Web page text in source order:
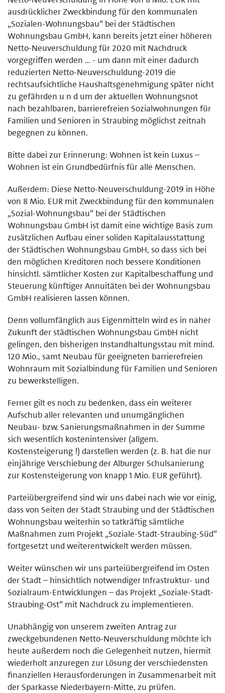
ausdrücklicher Zweckbindung für den kommunalen
„Sozialen-Wohnungsbau“ bei der Städtischen
Wohnungsbau GmbH, kann bereits jetzt einer höheren
Netto-Neuverschuldung für 2020 mit Nachdruck
vorgegriffen werden … - um dann mit einer dadurch
reduzierten Netto-Neuverschuldung-2019 die
rechtsaufsichtliche Haushaltsgenehmigung später nicht
zu gefährden u n d um der aktuellen Wohnungsnot
nach bezahlbaren, barrierefreien Sozialwohnungen für
Familien und Senioren in Straubing möglichst zeitnah
begegnen zu können.
Bitte dabei zur Erinnerung: Wohnen ist kein Luxus –
Wohnen ist ein Grundbedürfnis für alle Menschen.
Außerdem: Diese Netto-Neuverschuldung-2019 in Höhe
von 8 Mio. EUR mit Zweckbindung für den kommunalen
„Sozial-Wohnungsbau“ bei der Städtischen
Wohnungsbau GmbH ist damit eine wichtige Basis zum
zusätzlichen Aufbau einer soliden Kapitalausstattung
der Städtischen Wohnungsbau GmbH, so dass sich bei
den möglichen Kreditoren noch bessere Konditionen
hinsichtl. sämtlicher Kosten zur Kapitalbeschaffung und
Steuerung künftiger Annuitäten bei der Wohnungsbau
GmbH realisieren lassen können.
Denn vollumfänglich aus Eigenmitteln wird es in naher
Zukunft der städtischen Wohnungsbau GmbH nicht
gelingen, den bisherigen Instandhaltungsstau mit mind.
120 Mio., samt Neubau für geeigneten barrierefreien
Wohnraum mit Sozialbindung für Familien und Senioren
zu bewerkstelligen.
Ferner gilt es noch zu bedenken, dass ein weiterer
Aufschub aller relevanten und unumgänglichen
Neubau- bzw. Sanierungsmaßnahmen in der Summe
sich wesentlich kostenintensiver (allgem.
Kostensteigerung !) darstellen werden (z. B. hat die nur
einjährige Verschiebung der Alburger Schulsanierung
zur Kostensteigerung von knapp 1 Mio. EUR geführt).
Parteiübergreifend sind wir uns dabei nach wie vor einig,
dass von Seiten der Stadt Straubing und der Städtischen
Wohnungsbau weiterhin so tatkräftig sämtliche
Maßnahmen zum Projekt „Soziale-Stadt-Straubing-Süd“
fortgesetzt und weiterentwickelt werden müssen.
Weiter wünschen wir uns parteiübergreifend im Osten
der Stadt – hinsichtlich notwendiger Infrastruktur- und
Sozialraum-Entwicklungen – das Projekt „Soziale-Stadt-
Straubing-Ost“ mit Nachdruck zu implementieren.
Unabhängig von unserem zweiten Antrag zur
zweckgebundenen Netto-Neuverschuldung möchte ich
heute außerdem noch die Gelegenheit nutzen, hiermit
wiederholt anzuregen zur Lösung der verschiedensten
finanziellen Herausforderungen in Zusammenarbeit mit
der Sparkasse Niederbayern-Mitte, zu prüfen.